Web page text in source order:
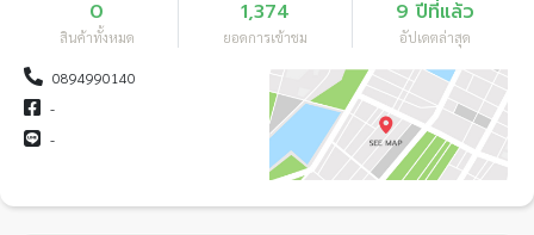
0
สินค้าทั้งหมด
1,374
ยอดการเข้าชม
9 ปีที่แล้ว
อัปเดตล่าสุด
0894990140
-
-